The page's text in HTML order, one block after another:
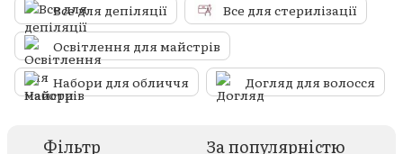
Все для депіляції
Все для стерилізації
Освітлення для майстрів
Набори для обличчя
Догляд для волосся
Фільтр За популярністю